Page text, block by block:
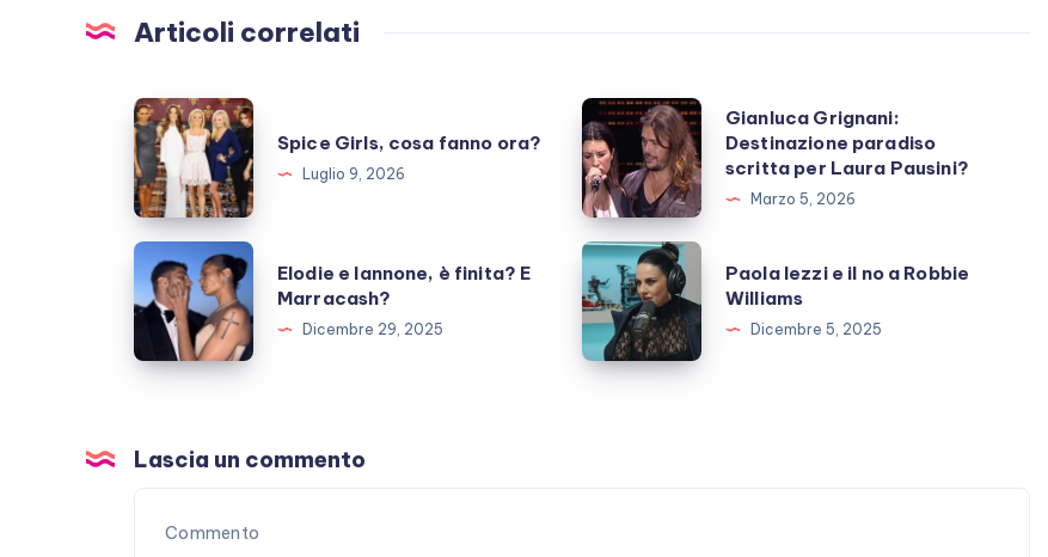
Articoli correlati
Spice
Girls,
cosa
fanno
ora?
Spice Girls, cosa fanno ora?
Luglio 9, 2026
Gianluca
Grignani:
Destinazione
paradiso
scritta
per
Laura
Pausini?
Gianluca Grignani:
Destinazione paradiso
scritta per Laura Pausini?
Marzo 5, 2026
Elodie
e
Iannone,
è
Marracash?
Elodie e Iannone, è finita? E
Marracash?
Dicembre 29, 2025
Paola
Iezzi
e
il
Williams
Paola Iezzi e il no a Robbie
Williams
Dicembre 5, 2025
Lascia un commento